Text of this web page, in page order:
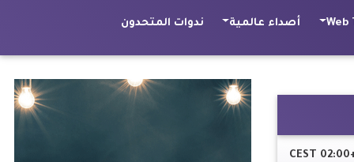
Web أصداء عالمية ندوات المتحدون